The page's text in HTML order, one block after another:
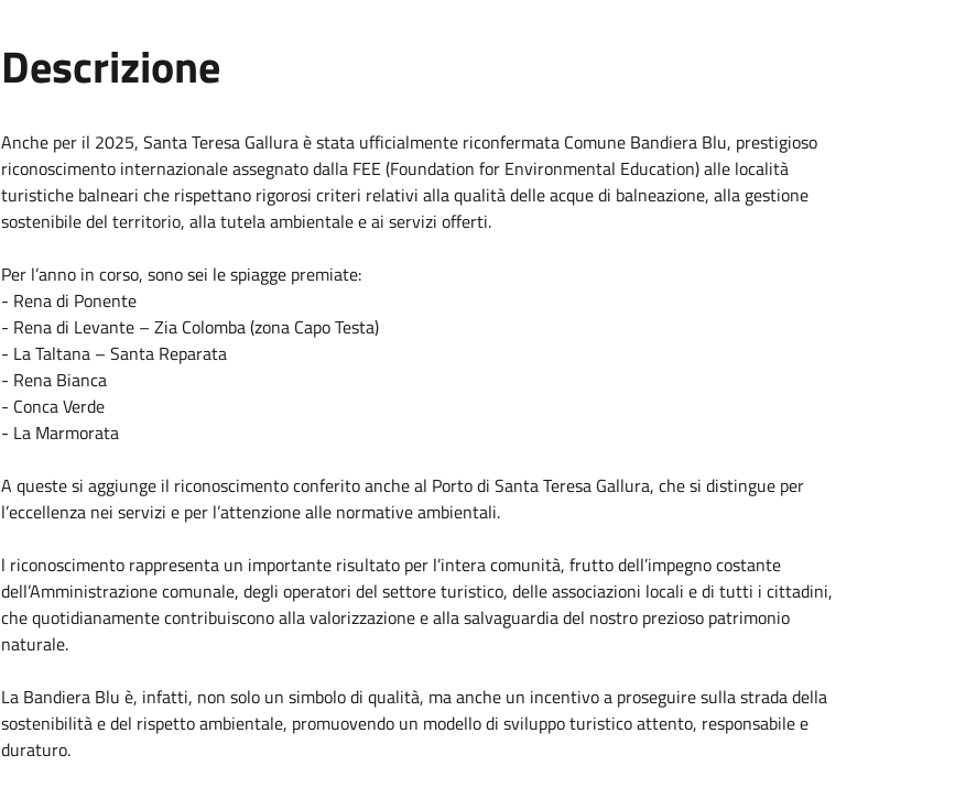
Descrizione
Anche per il 2025, Santa Teresa Gallura è stata ufficialmente riconfermata Comune Bandiera Blu, prestigioso
riconoscimento internazionale assegnato dalla FEE (Foundation for Environmental Education) alle località
turistiche balneari che rispettano rigorosi criteri relativi alla qualità delle acque di balneazione, alla gestione
sostenibile del territorio, alla tutela ambientale e ai servizi offerti.
Per l’anno in corso, sono sei le spiagge premiate:
- Rena di Ponente
- Rena di Levante – Zia Colomba (zona Capo Testa)
- La Taltana – Santa Reparata
- Rena Bianca
- Conca Verde
- La Marmorata
A queste si aggiunge il riconoscimento conferito anche al Porto di Santa Teresa Gallura, che si distingue per
l’eccellenza nei servizi e per l’attenzione alle normative ambientali.
l riconoscimento rappresenta un importante risultato per l’intera comunità, frutto dell’impegno costante
dell’Amministrazione comunale, degli operatori del settore turistico, delle associazioni locali e di tutti i cittadini,
che quotidianamente contribuiscono alla valorizzazione e alla salvaguardia del nostro prezioso patrimonio
naturale.
La Bandiera Blu è, infatti, non solo un simbolo di qualità, ma anche un incentivo a proseguire sulla strada della
sostenibilità e del rispetto ambientale, promuovendo un modello di sviluppo turistico attento, responsabile e
duraturo.